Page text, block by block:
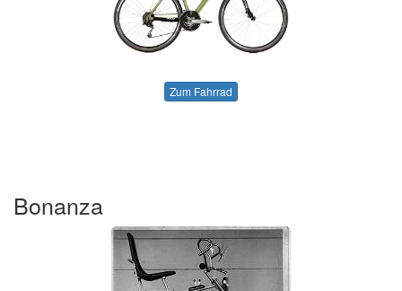
Zum Fahrrad
Bonanza